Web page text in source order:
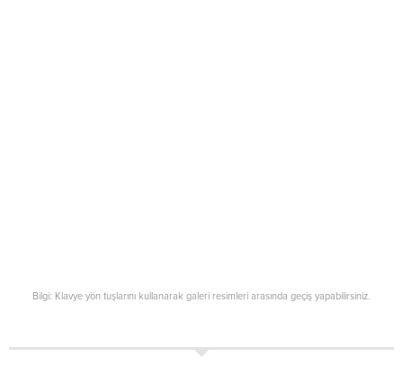
Bilgi: Klavye yön tuşlarını kullanarak galeri resimleri arasında geçiş yapabilirsiniz.